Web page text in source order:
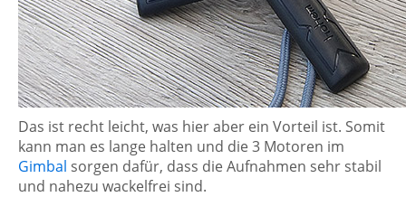
Das ist recht leicht, was hier aber ein Vorteil ist. Somit
kann man es lange halten und die 3 Motoren im
Gimbal sorgen dafür, dass die Aufnahmen sehr stabil
und nahezu wackelfrei sind.